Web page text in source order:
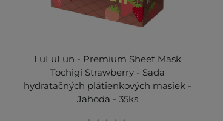
LuLuLun - Premium Sheet Mask
Tochigi Strawberry - Sada
hydratačných plátienkových masiek -
Jahoda - 35ks